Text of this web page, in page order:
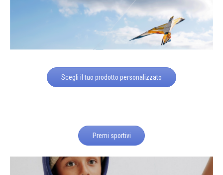
Scegli il tuo prodotto personalizzato
Premi sportivi